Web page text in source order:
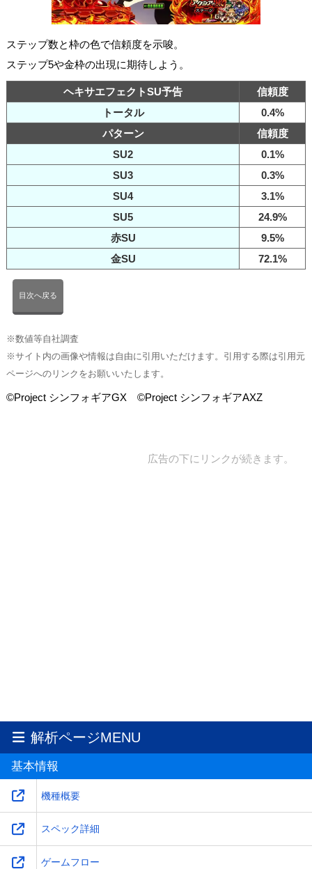
ステップ数と枠の色で信頼度を示唆。
ステップ5や金枠の出現に期待しよう。
ヘキサエフェクトSU予告
信頼度
トータル
0.4%
パターン
信頼度
SU2
0.1%
SU3
0.3%
SU4
3.1%
SU5
24.9%
赤SU
9.5%
金SU
72.1%
目次へ戻る
※数値等自社調査
※サイト内の画像や情報は自由に引用いただけます。引用する際は引用元
ページへのリンクをお願いいたします。
©Project シンフォギアGX ©Project シンフォギアAXZ
広告の下にリンクが続きます。
解析ページMENU
基本情報
機種概要
スペック詳細
ゲームフロー